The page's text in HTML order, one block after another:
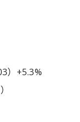
）+5.3%